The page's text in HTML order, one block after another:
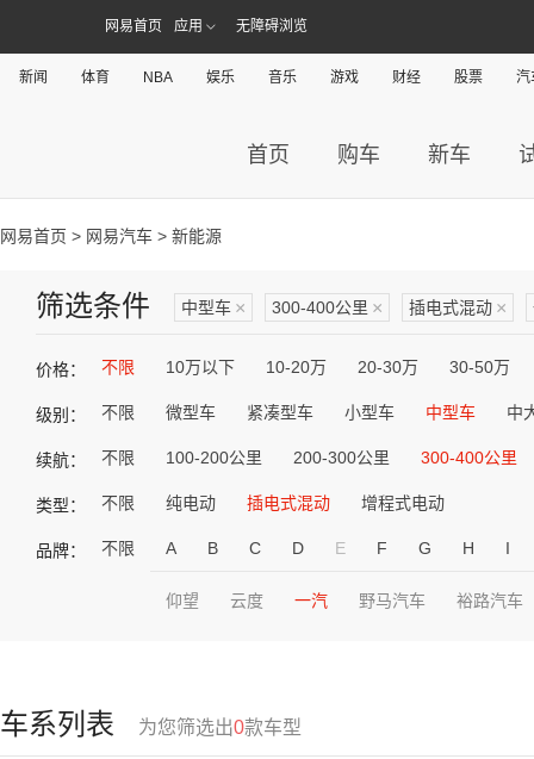
网易首页 应用 无障碍浏览
新闻 体育 NBA 娱乐 音乐 游戏 财经 股票 汽
首页 购车 新车
网易首页 > 网易汽车 > 新能源
筛选条件 中型车 × 300-400公里 × 插电式混动 ×
价格： 不限 10万以下 10-20万 20-30万 30-50万
级别： 不限 微型车 紧凑型车 小型车 中型车 中
续航： 不限 100-200公里 200-300公里 300-400公里
类型： 不限 纯电动 插电式混动 增程式电动
品牌： 不限 A B C D E F G H I
仰望 云度 一汽 野马汽车 裕路汽车
车系列表 为您筛选出0款车型